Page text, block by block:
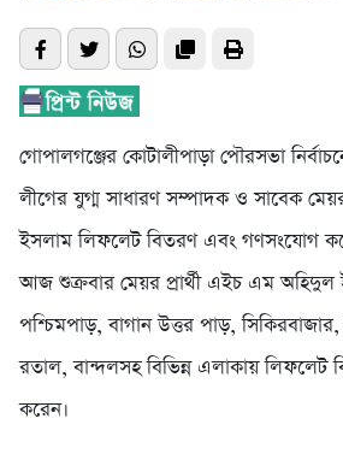
গোপালগঞ্জের কোটালীপাড়া পৌরসভা
লীগের যুগ্ম সাধারণ সম্পাদক ও সাবেক
ইসলাম লিফলেট বিতরণ এবং গণসংযোগ
আজ শুক্রবার মেয়র প্রার্থী এইচ এম
পশ্চিমপাড়, বাগান উত্তর পাড়,
রতাল, বান্দলসহ বিভিন্ন এলাকায়
করেন।